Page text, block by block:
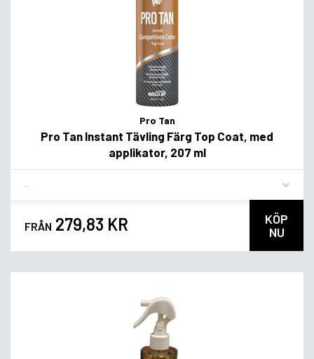
Pro Tan
Pro Tan Instant Tävling Färg Top Coat, med
applikator, 207 ml
FRÅN 279,83 KR
KÖP
NU